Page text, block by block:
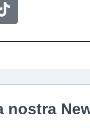
nostra